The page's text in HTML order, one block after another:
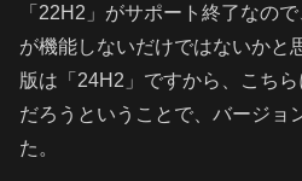
「22H2」がサポート終了なの
が機能しないだけではないかと
版は「24H2」ですから、こち
だろうということで、バージョ
た。